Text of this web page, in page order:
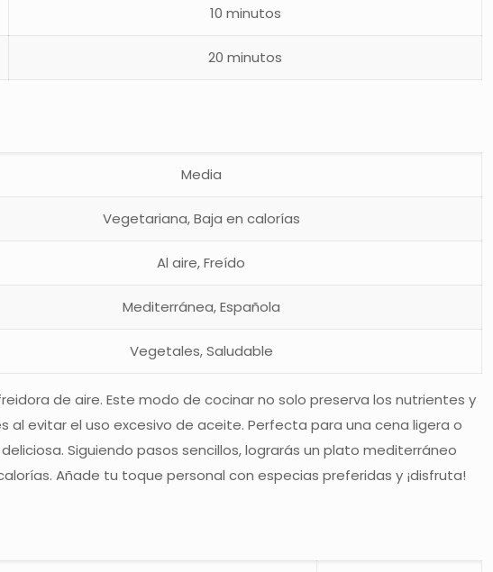
10 minutos
20 minutos
Media
Vegetariana, Baja en calorías
Al aire, Freído
Mediterránea, Española
Vegetales, Saludable
de aire. Este modo de cocinar no solo preserva los nutrientes y
evitar el uso excesivo de aceite. Perfecta para una cena ligera o
Siguiendo pasos sencillos, lograrás un plato mediterráneo
Añade tu toque personal con especias preferidas y ¡disfruta!